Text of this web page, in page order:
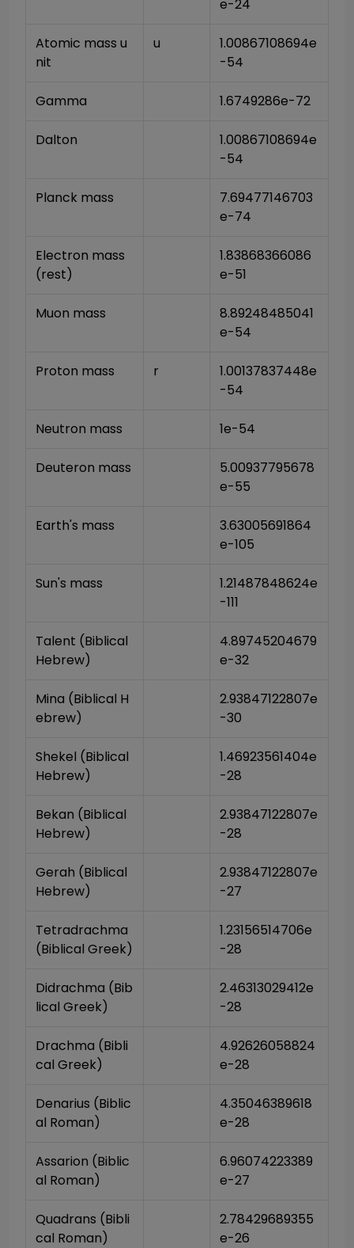
e-24
Atomic mass u
nit
u
1.00867108694e
-54
Gamma 1.6749286e-72
Dalton
1.00867108694e
-54
Planck mass
7.69477146703
e-74
Electron mass
(rest)
1.83868366086
e-51
Muon mass
8.89248485041
e-54
Proton mass r
1.00137837448e
-54
Neutron mass 1e-54
Deuteron mass
5.00937795678
e-55
Earth's mass
3.63005691864
e-105
Sun's mass
1.21487848624e
-111
Talent (Biblical
Hebrew)
4.89745204679
e-32
Mina (Biblical H
ebrew)
2.93847122807e
-30
Shekel (Biblical
Hebrew)
1.46923561404e
-28
Bekan (Biblical
Hebrew)
2.93847122807e
-28
Gerah (Biblical
Hebrew)
2.93847122807e
-27
Tetradrachma
(Biblical Greek)
1.23156514706e
-28
Didrachma (Bib
lical Greek)
2.46313029412e
-28
Drachma (Bibli
cal Greek)
4.92626058824
e-28
Denarius (Biblic
al Roman)
4.35046389618
e-28
Assarion (Biblic
al Roman)
6.96074223389
e-27
Quadrans (Bibli
cal Roman)
2.78429689355
e-26